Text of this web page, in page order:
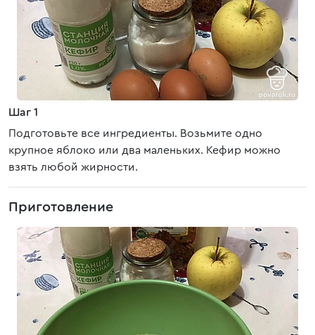
Шаг 1
Подготовьте все ингредиенты. Возьмите одно
крупное яблоко или два маленьких. Кефир можно
взять любой жирности.
Приготовление